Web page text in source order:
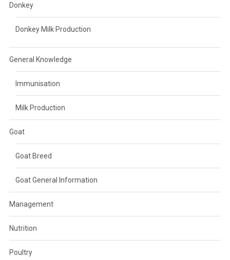
Donkey
Donkey Milk Production
General Knowledge
Immunisation
Milk Production
Goat
Goat Breed
Goat General Information
Management
Nutrition
Poultry